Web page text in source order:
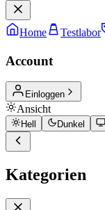
Home Testlabor
Account
Einloggen
Ansicht
Hell Dunkel
Kategorien